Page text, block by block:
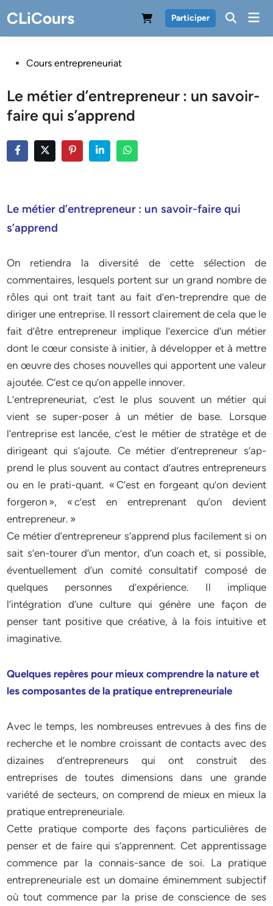
to
content
CLiCours Participer
PostedCours entrepreneuriat
Le métier d’entrepreneur : un savoir-
faire qui s’apprend
Le métier d’entrepreneur : un savoir-faire qui
s’apprend
On retiendra la diversité de cette sélection de
commentaires, lesquels portent sur un grand nombre de
rôles qui ont trait tant au fait d’en-treprendre que de
diriger une entreprise. Il ressort clairement de cela que le
fait d’être entrepreneur implique l’exercice d’un métier
dont le cœur consiste à initier, à développer et à mettre
en œuvre des choses nouvelles qui apportent une valeur
ajoutée. C’est ce qu’on appelle innover.
L’entrepreneuriat, c’est le plus souvent un métier qui
vient se super-poser à un métier de base. Lorsque
l’entreprise est lancée, c’est le métier de stratège et de
dirigeant qui s’ajoute. Ce métier d’entrepreneur s’ap-
prend le plus souvent au contact d’autres entrepreneurs
ou en le prati-quant. « C’est en forgeant qu’on devient
forgeron », « c’est en entreprenant qu’on devient
entrepreneur. »
Ce métier d’entrepreneur s’apprend plus facilement si on
sait s’en-tourer d’un mentor, d’un coach et, si possible,
éventuellement d’un comité consultatif composé de
quelques personnes d’expérience. Il implique
l’intégration d’une culture qui génère une façon de
penser tant positive que créative, à la fois intuitive et
imaginative.
Quelques repères pour mieux comprendre la nature et
les composantes de la pratique entrepreneuriale
Avec le temps, les nombreuses entrevues à des fins de
recherche et le nombre croissant de contacts avec des
dizaines d’entrepreneurs qui ont construit des
entreprises de toutes dimensions dans une grande
variété de secteurs, on comprend de mieux en mieux la
pratique entrepreneuriale.
Cette pratique comporte des façons particulières de
penser et de faire qui s’apprennent. Cet apprentissage
commence par la connais-sance de soi. La pratique
entrepreneuriale est un domaine ­éminemment subjectif
où tout commence par la prise de conscience de ses